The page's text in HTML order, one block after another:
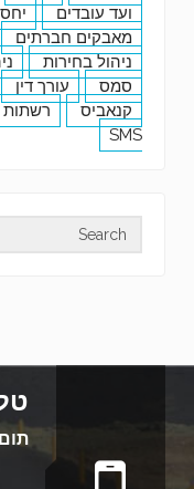
ועד עובדים
מאבקים חברתים
ניהול בחירות
סמס
עורך דין
קנאביס
רשתות
SMS